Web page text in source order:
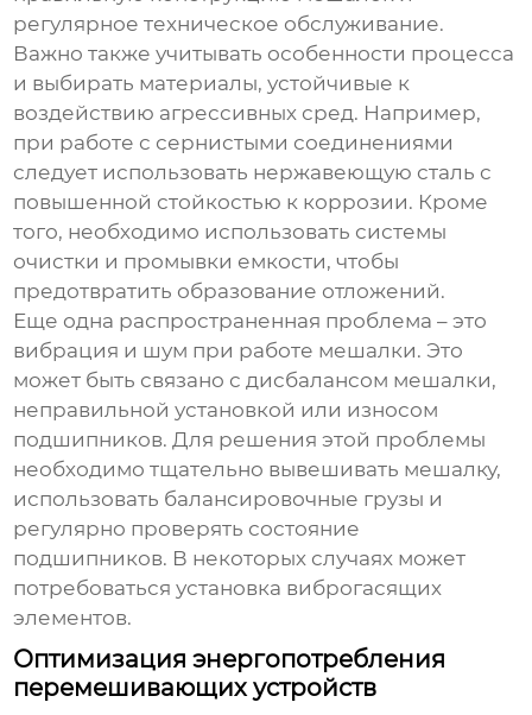
регулярное техническое обслуживание.
Важно также учитывать особенности процесса
и выбирать материалы, устойчивые к
воздействию агрессивных сред. Например,
при работе с сернистыми соединениями
следует использовать нержавеющую сталь с
повышенной стойкостью к коррозии. Кроме
того, необходимо использовать системы
очистки и промывки емкости, чтобы
предотвратить образование отложений.
Еще одна распространенная проблема – это
вибрация и шум при работе мешалки. Это
может быть связано с дисбалансом мешалки,
неправильной установкой или износом
подшипников. Для решения этой проблемы
необходимо тщательно вывешивать мешалку,
использовать балансировочные грузы и
регулярно проверять состояние
подшипников. В некоторых случаях может
потребоваться установка виброгасящих
элементов.
Оптимизация энергопотребления
перемешивающих устройств